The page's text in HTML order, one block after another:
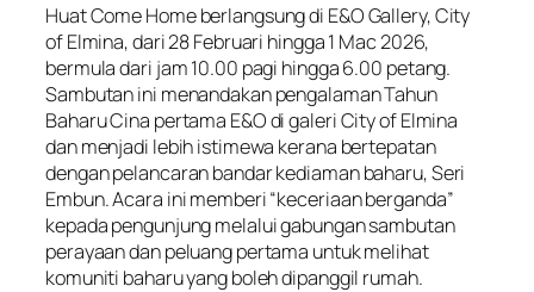
Huat Come Home berlangsung di E&O Gallery, City
of Elmina, dari 28 Februari hingga 1 Mac 2026,
bermula dari jam 10.00 pagi hingga 6.00 petang.
Sambutan ini menandakan pengalaman Tahun
Baharu Cina pertama E&O di galeri City of Elmina
dan menjadi lebih istimewa kerana bertepatan
dengan pelancaran bandar kediaman baharu, Seri
Embun. Acara ini memberi “keceriaan berganda”
kepada pengunjung melalui gabungan sambutan
perayaan dan peluang pertama untuk melihat
komuniti baharu yang boleh dipanggil rumah.